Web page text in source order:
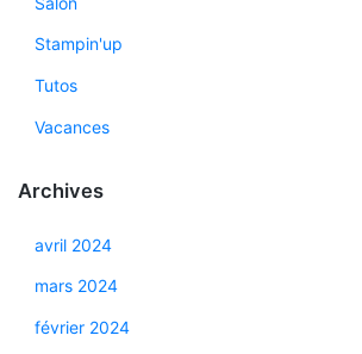
Stampin'up
Tutos
Vacances
Archives
avril 2024
mars 2024
février 2024